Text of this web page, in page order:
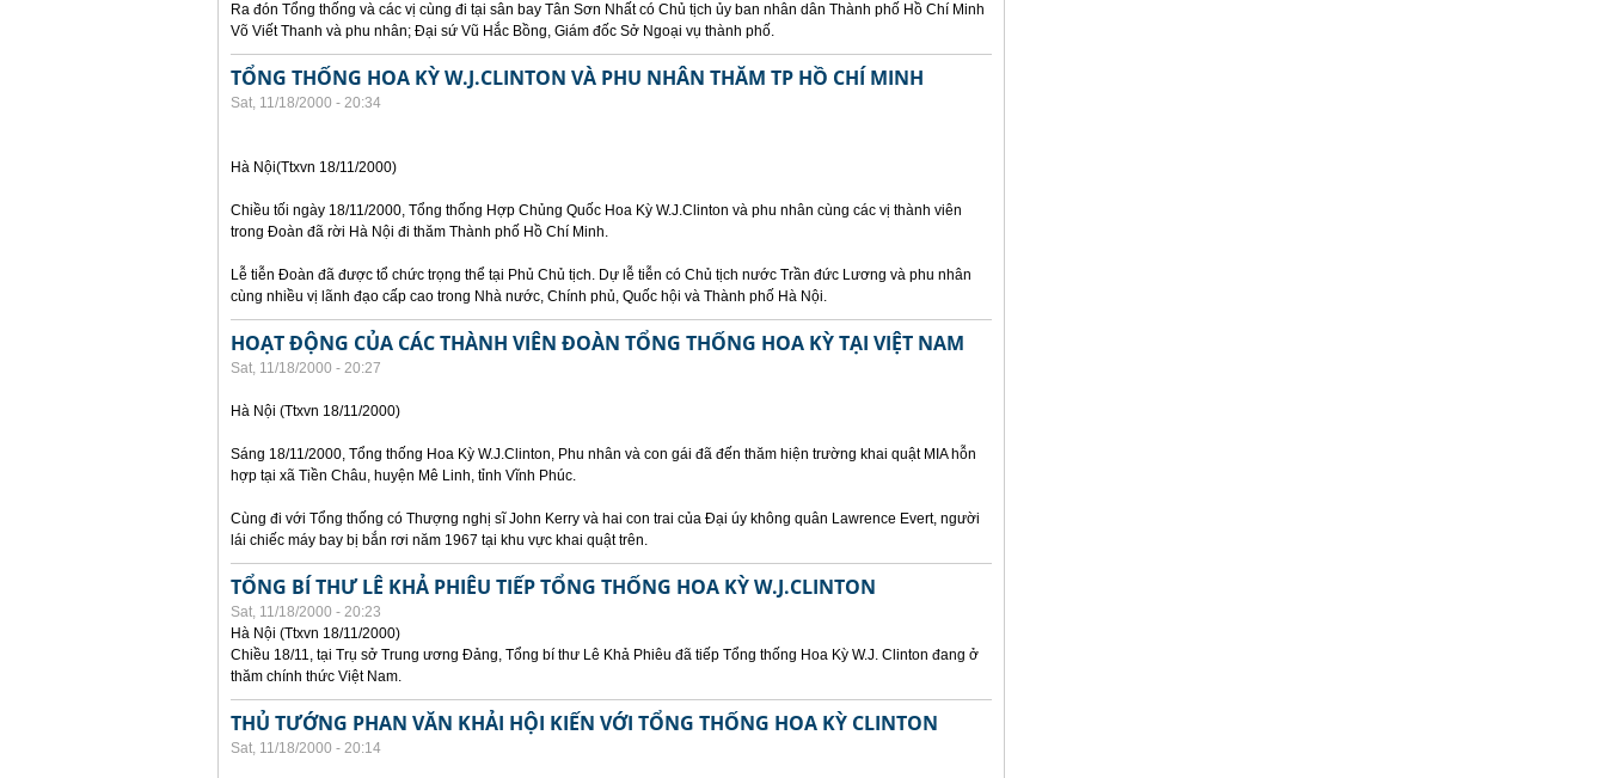
Ra đón Tổng thống và các vị cùng đi tại sân bay Tân Sơn Nhất có Chủ tịch ủy ban nhân dân Thành phố Hồ Chí Minh
Võ Viết Thanh và phu nhân; Đại sứ Vũ Hắc Bồng, Giám đốc Sở Ngoại vụ thành phố.
TỔNG THỐNG HOA KỲ W.J.CLINTON VÀ PHU NHÂN THĂM TP HỒ CHÍ MINH
Sat, 11/18/2000 - 20:34
Hà Nội(Ttxvn 18/11/2000)
Chiều tối ngày 18/11/2000, Tổng thống Hợp Chủng Quốc Hoa Kỳ W.J.Clinton và phu nhân cùng các vị thành viên
trong Đoàn đã rời Hà Nội đi thăm Thành phố Hồ Chí Minh.
Lễ tiễn Đoàn đã được tổ chức trọng thể tại Phủ Chủ tịch. Dự lễ tiễn có Chủ tịch nước Trần đức Lương và phu nhân
cùng nhiều vị lãnh đạo cấp cao trong Nhà nước, Chính phủ, Quốc hội và Thành phố Hà Nội.
HOẠT ĐỘNG CỦA CÁC THÀNH VIÊN ĐOÀN TỔNG THỐNG HOA KỲ TẠI VIỆT NAM
Sat, 11/18/2000 - 20:27
Hà Nội (Ttxvn 18/11/2000)
Sáng 18/11/2000, Tổng thống Hoa Kỳ W.J.Clinton, Phu nhân và con gái đã đến thăm hiện trường khai quật MIA hỗn
hợp tại xã Tiền Châu, huyện Mê Linh, tỉnh Vĩnh Phúc.
Cùng đi với Tổng thống có Thượng nghị sĩ John Kerry và hai con trai của Đại úy không quân Lawrence Evert, người
lái chiếc máy bay bị bắn rơi năm 1967 tại khu vực khai quật trên.
TỔNG BÍ THƯ LÊ KHẢ PHIÊU TIẾP TỔNG THỐNG HOA KỲ W.J.CLINTON
Sat, 11/18/2000 - 20:23
Hà Nội (Ttxvn 18/11/2000)
Chiều 18/11, tại Trụ sở Trung ương Đảng, Tổng bí thư Lê Khả Phiêu đã tiếp Tổng thống Hoa Kỳ W.J. Clinton đang ở
thăm chính thức Việt Nam.
THỦ TƯỚNG PHAN VĂN KHẢI HỘI KIẾN VỚI TỔNG THỐNG HOA KỲ CLINTON
Sat, 11/18/2000 - 20:14